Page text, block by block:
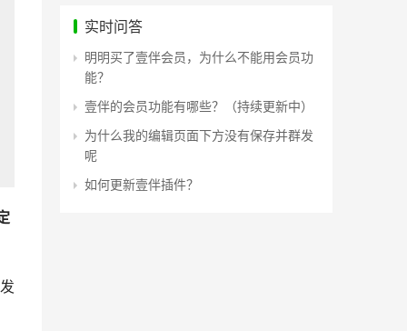
实时问答
明明买了壹伴会员，为什么不能用会员功
能？
壹伴的会员功能有哪些？（持续更新中）
为什么我的编辑页面下方没有保存并群发
呢
如何更新壹伴插件？